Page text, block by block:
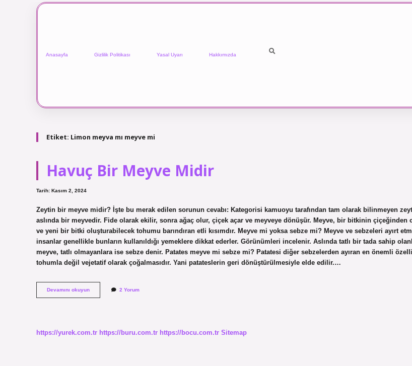
Anasayfa Gizlilik Politikası Yasal Uyarı Hakkımızda
Etiket: Limon meyva mı meyve mi
Havuç Bir Meyve Midir
Tarih: Kasım 2, 2024
Zeytin bir meyve midir? İşte bu merak edilen sorunun cevabı: Kategorisi kamuoyu tarafından tam olarak bilinmeyen
aslında bir meyvedir. Fide olarak ekilir, sonra ağaç olur, çiçek açar ve meyveye dönüşür. Meyve, bir bitkinin çiçeğinden
ve yeni bir bitki oluşturabilecek tohumu barındıran etli kısımdır. Meyve mi yoksa sebze mi? Meyve ve sebzeleri ayırt
insanlar genellikle bunların kullanıldığı yemeklere dikkat ederler. Görünümleri incelenir. Aslında tatlı bir tada sahip
meyve, tatlı olmayanlara ise sebze denir. Patates meyve mi sebze mi? Patatesi diğer sebzelerden ayıran en önemli
tohumla değil vejetatif olarak çoğalmasıdır. Yani patateslerin geri dönüştürülmesiyle elde edilir.…
Devamını okuyunHavuç
Bir
2 Yorum
https://yurek.com.tr https://buru.com.tr https://bocu.com.tr Sitemap